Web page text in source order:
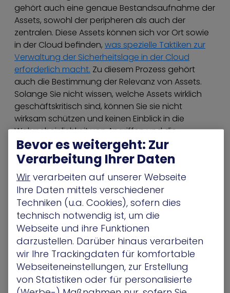
gehört auch eine genaue Bestandsaufnahme der
Assets, sowohl der peripheren als auch der
zentralen. Diese Assets können sich vor Ort sowie
in der Cloud befinden, was spezielle Taktiken zur
Verwaltung der Sicherheitslage in der Cloud
erforderlich macht. Zu diesem Prozess gehört
auch die Bestimmung der Relevanz von Assets.
Solange Sie nicht wissen, welche Assets wirklich
geschäftskritisch sind, können Sie sie nicht
wirksam schützen und keinen Einblick in die
Wahrscheinlichkeit von Angriffen und die
vorhandenen Risiken gewinnen.
Zu einer starken Sicherheitslage gehört auch ein
tiefes Verständnis der Wirksamkeit von
Sicherheitskontrollen und des Zusammenspiels
zwischen diesen. Darüber hinaus ist es von
entscheidender Bedeutung, Ihre Angriffsfläche zu
verstehen und zu erfassen– alle Punkte, an denen
ein Angreifer versuchen kann, sich Zugang zu
verschaffen und wichtige Assets zu stehlen.
Und schließlich gehört zu einer robusten
Sicherheitslage auch ein gutes Risikoverständnis.
Bevor es weitergeht: Zur
Verarbeitung Ihrer Daten
Wir verarbeiten auf unserer Webseite
Ihre Daten mittels verschiedener
Techniken (u.a. Cookies), sofern dies
technisch notwendig ist, um die
Webseite und ihre Funktionen
darzustellen. Darüber hinaus verarbeiten
wir Ihre Trackingdaten für komfortable
Webseiteneinstellungen, zur Erstellung
von Statistiken oder für personalisierte